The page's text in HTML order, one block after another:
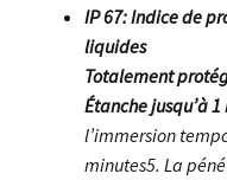
IP 67: Indice de
liquides
Totalement
Étanche jusqu’à 1
l’immersion
minutes5. La